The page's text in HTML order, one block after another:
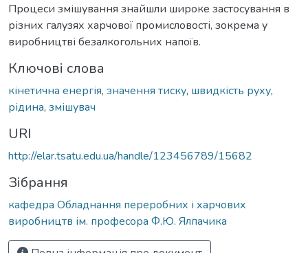
Процеси змішування знайшли широке застосування в
різних галузях харчової промисловості, зокрема у
виробництві безалкогольних напоїв.
Ключові слова
кінетична енергія, значення тиску, швидкість руху,
рідина, змішувач
URI
http://elar.tsatu.edu.ua/handle/123456789/15682
Зібрання
кафедра Обладнання переробних і харчових
виробництв ім. професора Ф.Ю. Ялпачика